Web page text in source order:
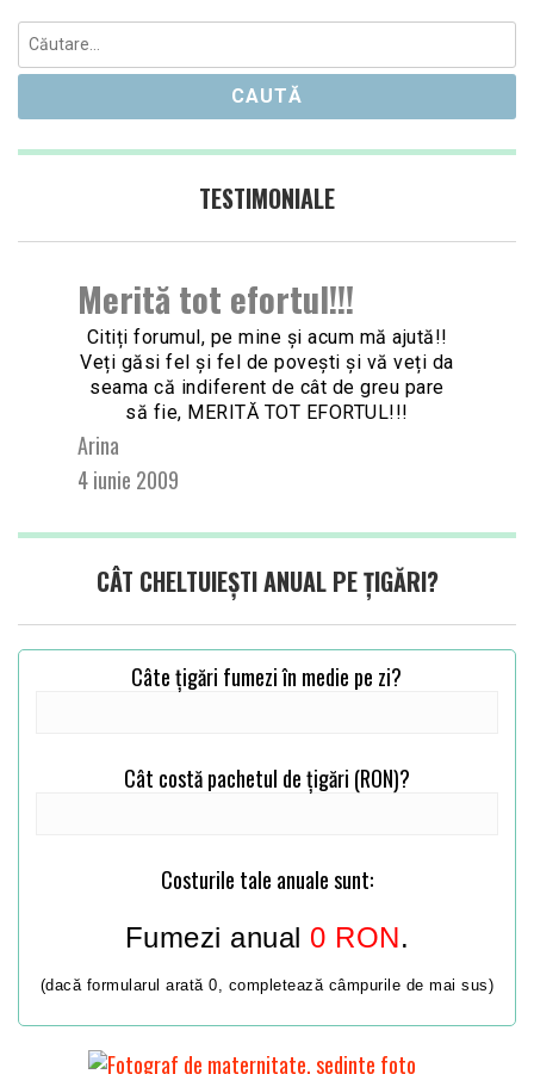
Caută
după:
TESTIMONIALE
Merită tot efortul!!!
Citiți forumul, pe mine și acum mă ajută!!
Veți găsi fel și fel de povești și vă veți da
seama că indiferent de cât de greu pare
să fie, MERITĂ TOT EFORTUL!!!
Arina
4 iunie 2009
CÂT CHELTUIEȘTI ANUAL PE ȚIGĂRI?
Câte țigări fumezi în medie pe zi?
Cât costă pachetul de țigări (RON)?
Costurile tale anuale sunt:
Fumezi anual 0 RON.
(dacă formularul arată 0, completează câmpurile de mai sus)